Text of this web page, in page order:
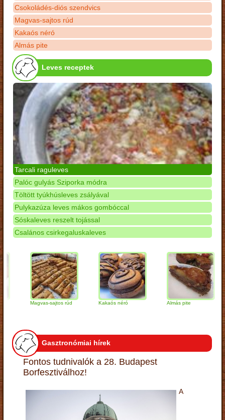
Csokoládés-diós szendvics
Magvas-sajtos rúd
Kakaós néró
Almás pite
Leves receptek
Tarcali raguleves
Palóc gulyás Sziporka módra
Töltött tyúkhúsleves zsályával
Pulykazúza leves mákos gombóccal
Sóskaleves reszelt tojással
Csalános csirkegaluskaleves
Magvas-sajtos rúd Kakaós néró Almás pite
Gasztronómiai hírek
Fontos tudnivalók a 28. Budapest
Borfesztiválhoz!
A